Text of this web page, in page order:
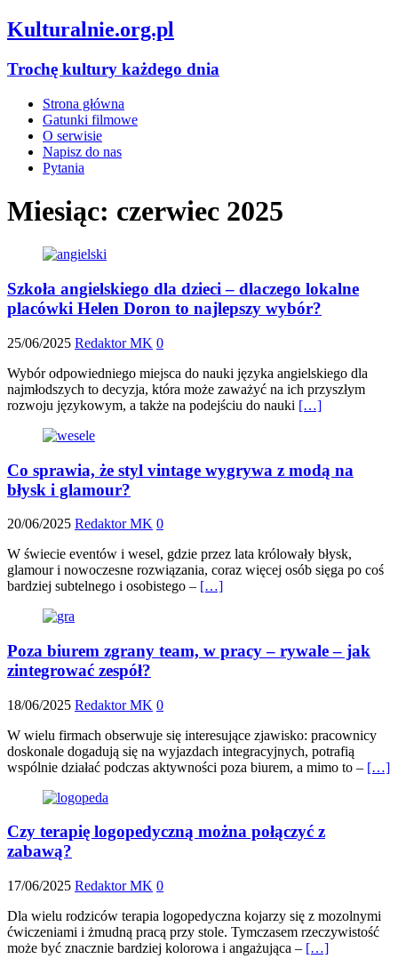
Kulturalnie.org.pl
Trochę kultury każdego dnia
Strona główna
Gatunki filmowe
O serwisie
Napisz do nas
Pytania
Miesiąc: czerwiec 2025
Szkoła angielskiego dla dzieci – dlaczego lokalne
placówki Helen Doron to najlepszy wybór?
25/06/2025 Redaktor MK 0
Wybór odpowiedniego miejsca do nauki języka angielskiego dla
najmłodszych to decyzja, która może zaważyć na ich przyszłym
rozwoju językowym, a także na podejściu do nauki […]
Co sprawia, że styl vintage wygrywa z modą na
błysk i glamour?
20/06/2025 Redaktor MK 0
W świecie eventów i wesel, gdzie przez lata królowały błysk,
glamour i nowoczesne rozwiązania, coraz więcej osób sięga po coś
bardziej subtelnego i osobistego – […]
Poza biurem zgrany team, w pracy – rywale – jak
zintegrować zespół?
18/06/2025 Redaktor MK 0
W wielu firmach obserwuje się interesujące zjawisko: pracownicy
doskonale dogadują się na wyjazdach integracyjnych, potrafią
wspólnie działać podczas aktywności poza biurem, a mimo to – […]
Czy terapię logopedyczną można połączyć z
zabawą?
17/06/2025 Redaktor MK 0
Dla wielu rodziców terapia logopedyczna kojarzy się z mozolnymi
ćwiczeniami i żmudną pracą przy stole. Tymczasem rzeczywistość
może być znacznie bardziej kolorowa i angażująca – […]